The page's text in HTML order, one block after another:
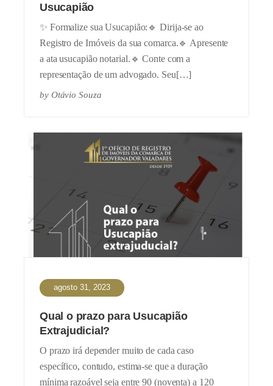
Usucapião
✨ Formalize sua Usucapião:🔹 Dirija-se ao
Registro de Imóveis da sua comarca.🔹 Apresente
a ata usucapião notarial.🔹 Conte com a
representação de um advogado. Seu[…]
by Otávio Souza
agosto 31, 2023
Qual o prazo para Usucapião
Extrajudicial?
O prazo irá depender muito de cada caso
específico, contudo, estima-se que a duração
mínima razoável seja entre 90 (noventa) a 120